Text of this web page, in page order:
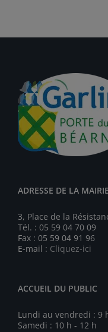
ADRESSE DE LA MAIRIE
3, Place de la
Tél. : 05 59 04 70 09
Fax : 05 59 04 91 96
E-mail : Cliquez-ici
ACCUEIL DU PUBLIC
Lundi au vendredi :
Samedi : 10 h - 12 h